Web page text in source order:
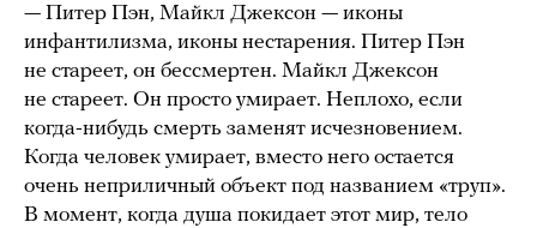
— Питер Пэн, Майкл Джексон — иконы
инфантилизма, иконы нестарения. Питер Пэн
не стареет, он бессмертен. Майкл Джексон
не стареет. Он просто умирает. Неплохо, если
когда-нибудь смерть заменят исчезновением.
Когда человек умирает, вместо него остается
очень неприличный объект под названием «труп».
В момент, когда душа покидает этот мир, тело